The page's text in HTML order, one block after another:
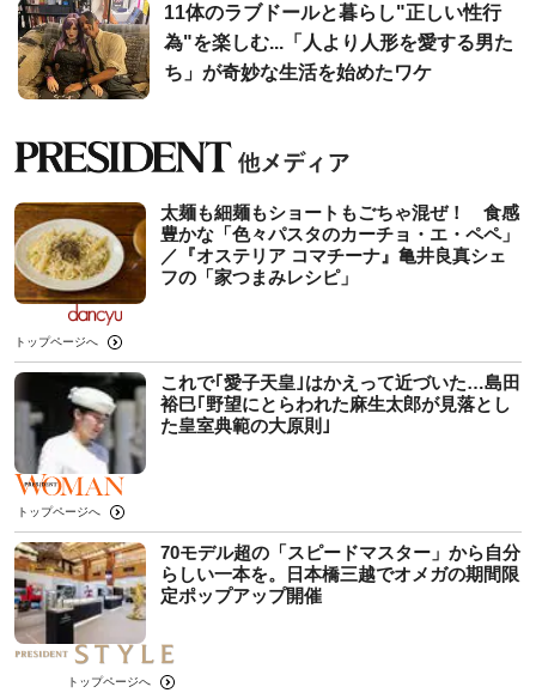
11体のラブドールと暮らし"正しい性行
為"を楽しむ...「人より人形を愛する男た
ち」が奇妙な生活を始めたワケ
太麺も細麺もショートもごちゃ混ぜ！ 食感
豊かな「色々パスタのカーチョ・エ・ペペ」
／『オステリア コマチーナ』亀井良真シェ
フの「家つまみレシピ」
トップページへ
これで｢愛子天皇｣はかえって近づいた…島田
裕巳｢野望にとらわれた麻生太郎が見落とし
た皇室典範の大原則｣
トップページへ
70モデル超の「スピードマスター」から自分
らしい一本を。日本橋三越でオメガの期間限
定ポップアップ開催
トップページへ